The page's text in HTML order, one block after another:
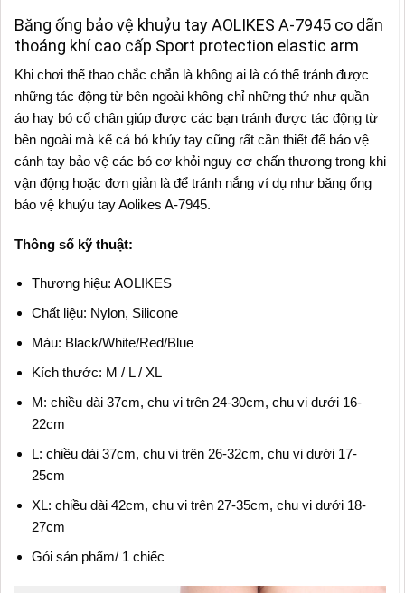
Băng ống bảo vệ khuỷu tay AOLIKES A-7945 co dãn
thoáng khí cao cấp Sport protection elastic arm
Khi chơi thể thao chắc chắn là không ai là có thể tránh được
những tác động từ bên ngoài không chỉ những thứ như quần
áo hay bó cổ chân giúp được các bạn tránh được tác động từ
bên ngoài mà kể cả bó khủy tay cũng rất cần thiết để bảo vệ
cánh tay bảo vệ các bó cơ khỏi nguy cơ chấn thương trong khi
vận động hoặc đơn giản là để tránh nắng ví dụ như băng ống
bảo vệ khuỷu tay Aolikes A-7945.
Thông số kỹ thuật:
Thương hiệu: AOLIKES
Chất liệu: Nylon, Silicone
Màu: Black/White/Red/Blue
Kích thước: M / L / XL
M: chiều dài 37cm, chu vi trên 24-30cm, chu vi dưới 16-
22cm
L: chiều dài 37cm, chu vi trên 26-32cm, chu vi dưới 17-
25cm
XL: chiều dài 42cm, chu vi trên 27-35cm, chu vi dưới 18-
27cm
Gói sản phẩm/ 1 chiếc